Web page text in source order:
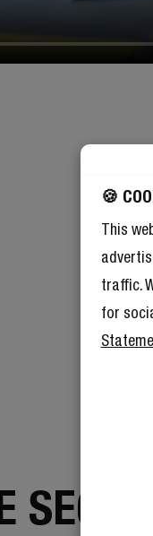
🍪
This
traffic.
for